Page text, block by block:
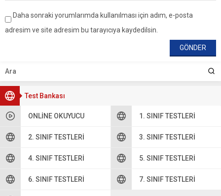
Test Bankası
ONLINE OKUYUCU 1. SINIF TESTLERI
2. SINIF TESTLERI 3. SINIF TESTLERI
4. SINIF TESTLERI 5. SINIF TESTLERI
6. SINIF TESTLERI 7. SINIF TESTLERI
Daha sonraki yorumlarımda kullanılması için adım, e-posta
adresim ve site adresim bu tarayıcıya kaydedilsin.